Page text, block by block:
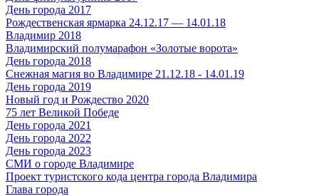
День города 2017
Рождественская ярмарка 24.12.17 — 14.01.18
Владимир 2018
Владимирский полумарафон «Золотые ворота»
День города 2018
Снежная магия во Владимире 21.12.18 - 14.01.19
День города 2019
Новый год и Рождество 2020
75 лет Великой Победе
День города 2021
День города 2022
День города 2023
СМИ о городе Владимире
Проект туристского кода центра города Владимира
Глава города